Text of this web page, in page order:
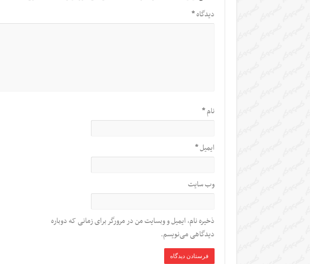
دیدگاه*
نام*
ایمیل*
وب‌ سایت
ذخیره نام، ایمیل و وبسایت من در مرورگر برای زمانی که دوباره
دیدگاهی می‌نویسم.